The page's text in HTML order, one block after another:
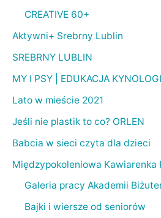
CREATIVE 60+
Aktywni+ Srebrny Lublin
SREBRNY LUBLIN
MY I PSY | EDUKACJA
Lato w mieście 2021
Jeśli nie plastik to co? ORLEN
Babcia w sieci czyta dla dzieci
Międzypokoleniowa Kawiarenka
Galeria pracy Akademii
Bajki i wiersze od seniorów